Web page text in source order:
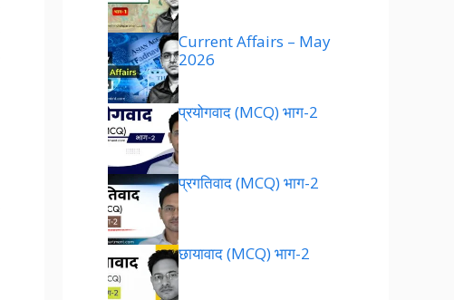
Current Affairs – May
2026
प्रयोगवाद (MCQ) भाग-2
प्रगतिवाद (MCQ) भाग-2
छायावाद (MCQ) भाग-2